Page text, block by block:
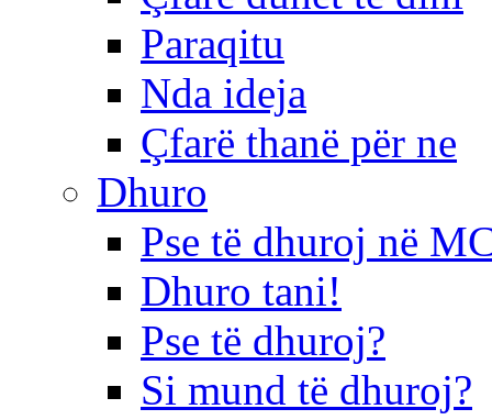
Paraqitu
Nda ideja
Çfarë thanë për ne
Dhuro
Pse të dhuroj në
Dhuro tani!
Pse të dhuroj?
Si mund të dhuroj?